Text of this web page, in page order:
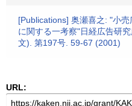
[Publications] 奥瀬喜之: "小
に関する一考察"日経広告研
文). 第197号. 59-67 (2001)
URL: